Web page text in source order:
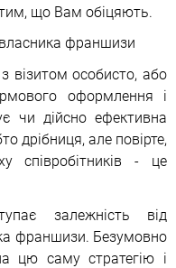
тим, що Вам обіцяють.
франшизи
візитом особисто, або
оформлення і
чи дійсно ефективна
дрібниця, але повірте,
співробітників - це
залежність від
франшизи. Безумовно
цю саму стратегію і